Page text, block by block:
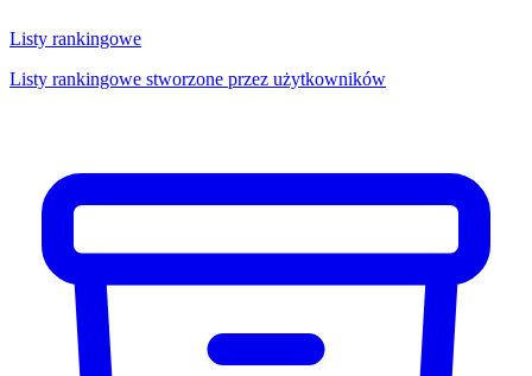
Listy rankingowe
Listy rankingowe stworzone przez użytkowników